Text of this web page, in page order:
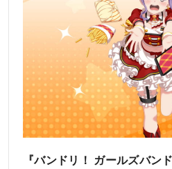
『バンドリ！ ガールズバン